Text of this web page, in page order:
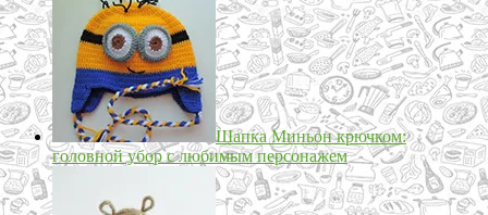
Шапка Миньон крючком:
головной убор с любимым персонажем